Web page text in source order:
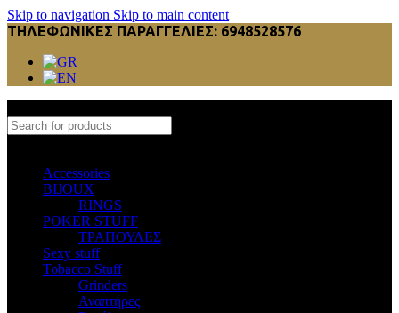
Skip to navigation Skip to main content
ΤΗΛΕΦΩΝΙΚΕΣ ΠΑΡΑΓΓΕΛΙΕΣ: 6948528576
Accessories
BIJOUX
RINGS
POKER STUFF
ΤΡΑΠΟΥΛΕΣ
Sexy stuff
Tobacco Stuff
Grinders
Αναπτήρες